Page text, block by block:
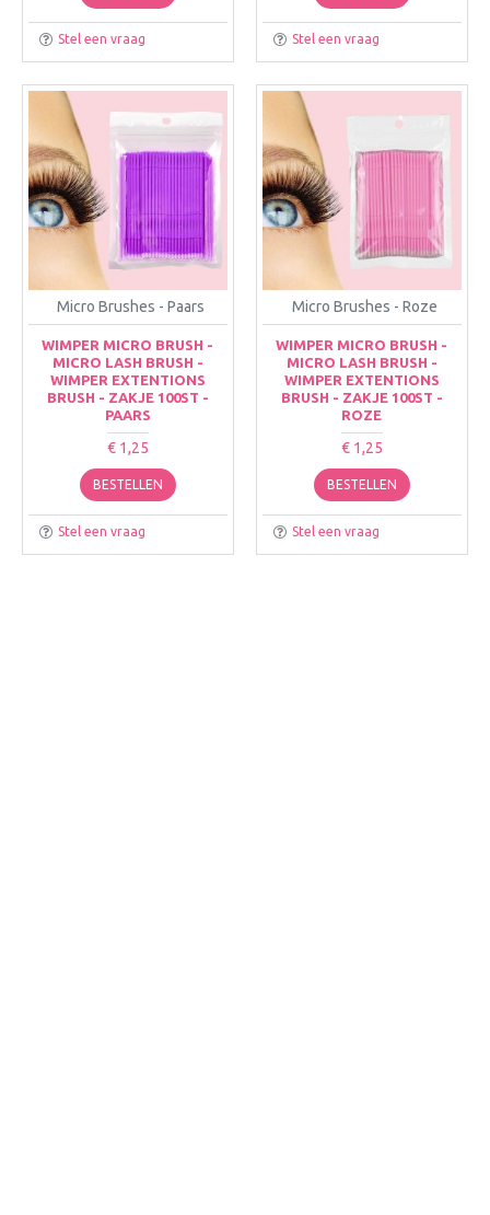
Stel een vraag Stel een vraag
Micro Brushes - Paars
WIMPER MICRO BRUSH -
MICRO LASH BRUSH -
WIMPER EXTENTIONS
BRUSH - ZAKJE 100ST -
PAARS
€ 1,25
BESTELLEN
Stel een vraag
Micro Brushes - Roze
WIMPER MICRO BRUSH -
MICRO LASH BRUSH -
WIMPER EXTENTIONS
BRUSH - ZAKJE 100ST -
ROZE
€ 1,25
BESTELLEN
Stel een vraag